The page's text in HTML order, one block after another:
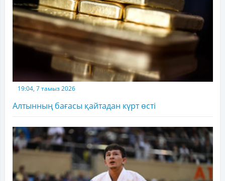
19:04, 7 тамыз 2026
Алтынның бағасы қайтадан күрт өсті